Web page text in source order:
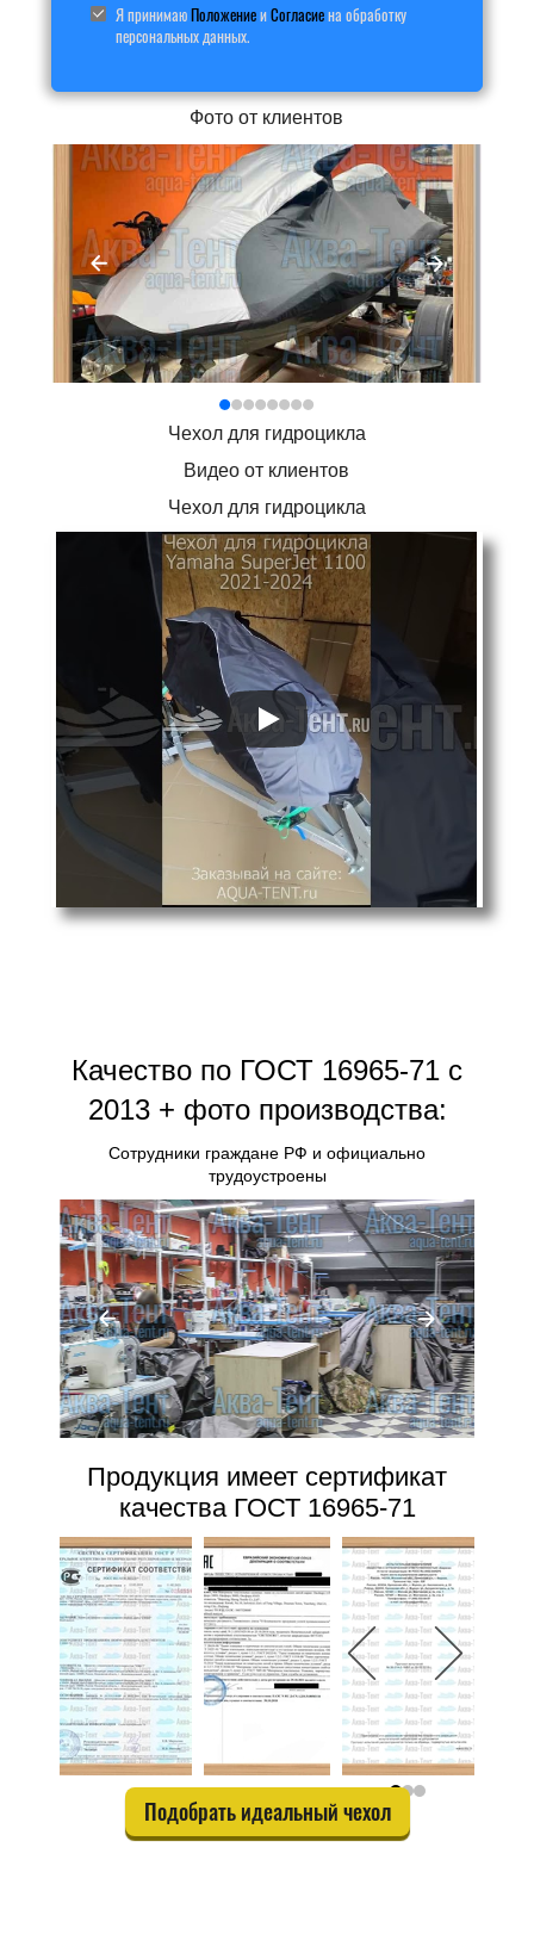
Я принимаюПоложениеиСогласиена обработку
персональных данных.
Фото от клиентов
Чехол для гидроцикла
Видео от клиентов
Чехол для гидроцикла
Качество по ГОСТ 16965-71 с
2013 + фото производства:
Сотрудники граждане РФ и официально
трудоустроены
Продукция имеет сертификат
качества ГОСТ 16965-71
Подобрать идеальный чехол